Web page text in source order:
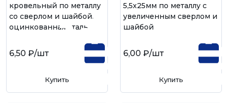
кровельный по металлу
со сверлом и шайбой,
оцинкованная сталь
6,50 ₽/шт
Купить
5,5х25мм по металлу с
увеличенным сверлом и
шайбой
6,00 ₽/шт
Купить